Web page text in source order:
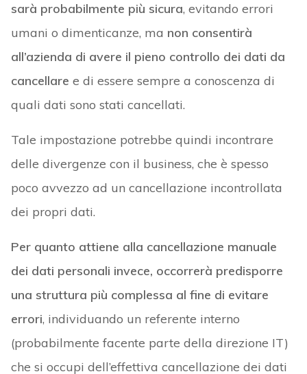
sarà probabilmente più sicura, evitando errori
umani o dimenticanze, ma non consentirà
all’azienda di avere il pieno controllo dei dati da
cancellare e di essere sempre a conoscenza di
quali dati sono stati cancellati.
Tale impostazione potrebbe quindi incontrare
delle divergenze con il business, che è spesso
poco avvezzo ad un cancellazione incontrollata
dei propri dati.
Per quanto attiene alla cancellazione manuale
dei dati personali invece, occorrerà predisporre
una struttura più complessa al fine di evitare
errori, individuando un referente interno
(probabilmente facente parte della direzione IT)
che si occupi dell’effettiva cancellazione dei dati